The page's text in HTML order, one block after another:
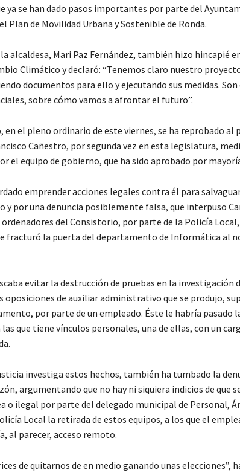
ya se han dado pasos importantes por parte del
Plan de Movilidad Urbana y Sostenible de Ronda.
alcaldesa, Mari Paz Fernández, también hizo hincapié
Climático y declaró: “Tenemos claro nuestro
documentos para ello y ejecutando sus medidas.
sobre cómo vamos a afrontar el futuro”.
en el pleno ordinario de este viernes, se ha reprobado al
Cañestro, por segunda vez en esta legislatura,
el equipo de gobierno, que ha sido aprobado por
emprender acciones legales contra él para
y por una denuncia posiblemente falsa, que interpuso
del Consistorio, por parte de la Policía
fracturó la puerta del departamento de Informática al
evitar la destrucción de pruebas en la investigación
oposiciones de auxiliar administrativo que se produjo,
por parte de un empleado. Éste le habría pasado
que tiene vínculos personales, una de ellas, con un
investiga estos hechos, también ha tumbado la
argumentando que no hay ni siquiera indicios de que
o ilegal por parte del delegado municipal de Personal,
Local la retirada de estos equipos, a los que el
al parecer, acceso remoto.
de quitarnos de en medio ganando unas elecciones”,